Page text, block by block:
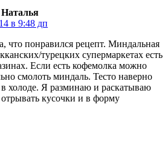
Наталья
в 9:48 дп
что понравился рецепт. Миндальная
турецких супермаркетах есть
Если есть кофемолка можно
смолоть миндаль. Тесто наверно
холоде. Я разминаю и раскатываю
кусочки и в форму